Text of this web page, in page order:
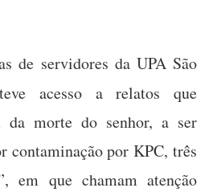
de servidores da UPA São
acesso a relatos que
da morte do senhor, a ser
contaminação por KPC, três
em que chamam atenção